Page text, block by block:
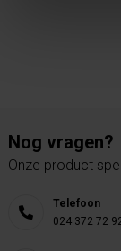
Nog vragen?
Onze product
Telefoon
024 372 72